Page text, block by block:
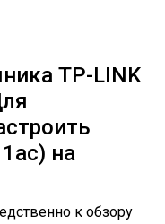
TP-LINK
на
к обзору